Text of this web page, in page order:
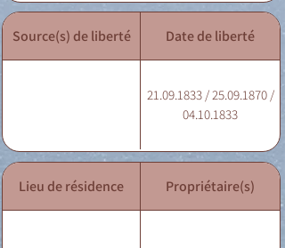
Source(s) de liberté Date de liberté
21.09.1833 / 25.09.1870 /
04.10.1833
Lieu de résidence Propriétaire(s)